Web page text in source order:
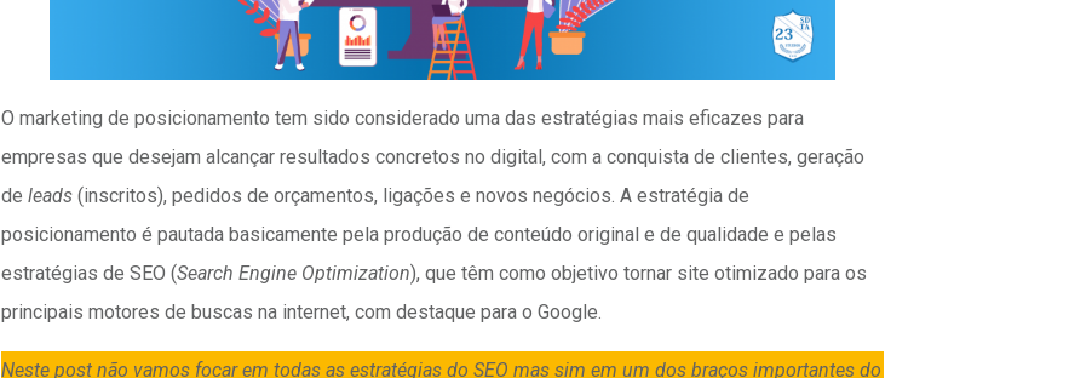
O marketing de posicionamento tem sido considerado uma das estratégias mais eficazes para
empresas que desejam alcançar resultados concretos no digital, com a conquista de clientes, geração
deleads (inscritos), pedidos de orçamentos, ligações e novos negócios. A estratégia de
posicionamento é pautada basicamente pela produção de conteúdo original e de qualidade e pelas
estratégias de SEO (Search Engine Optimization), que têm como objetivo tornar site otimizado para os
principais motores de buscas na internet, com destaque para o Google.
Neste post não vamos focar em todas as estratégias do SEO mas sim em um dos braços importantes do